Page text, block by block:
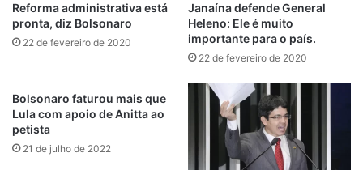
Reforma administrativa está
pronta, diz Bolsonaro
22 de fevereiro de 2020
Janaína defende General
Heleno: Ele é muito
importante para o país.
22 de fevereiro de 2020
Bolsonaro faturou mais que
Lula com apoio de Anitta ao
petista
21 de julho de 2022